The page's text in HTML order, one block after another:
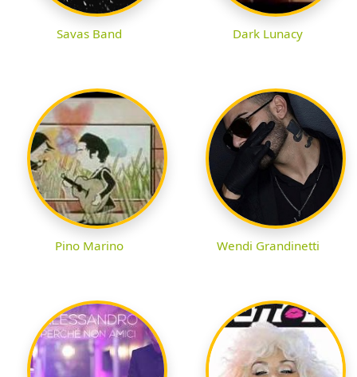
Savas Band Dark Lunacy
Pino Marino Wendi Grandinetti